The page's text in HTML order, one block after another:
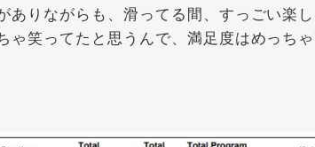
りながらも、滑ってる間、すっごい楽し
笑ってたと思うんで、満足度はめっち